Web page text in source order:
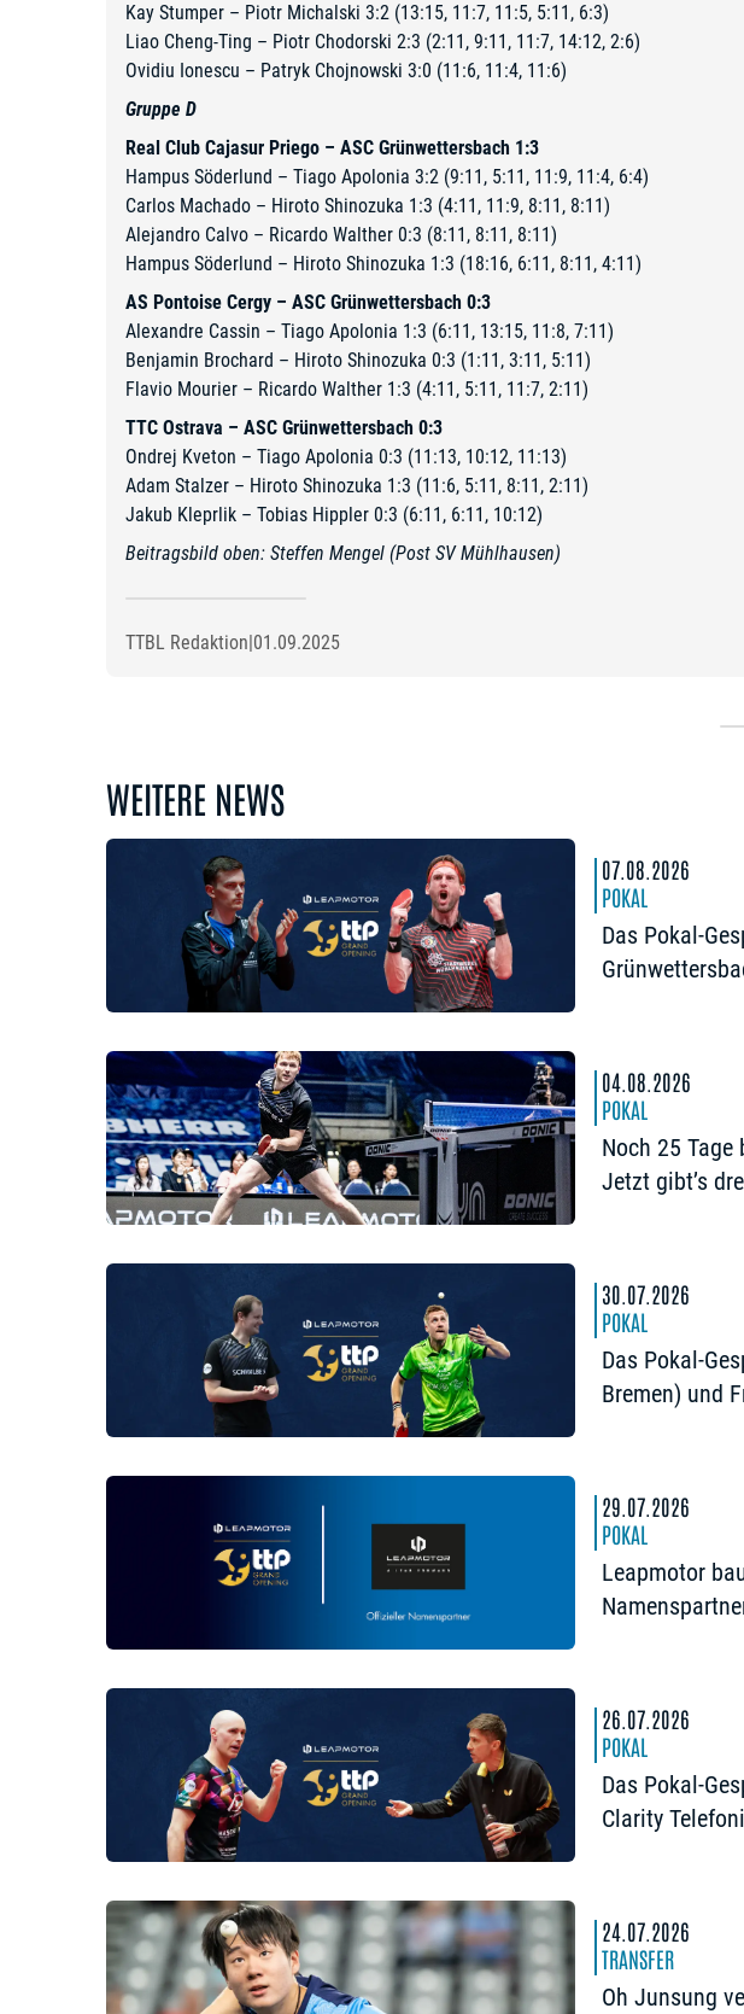
Kay Stumper – Piotr Michalski 3:2 (13:15, 11:7, 11:5, 5:11, 6:3)
Liao Cheng-Ting – Piotr Chodorski 2:3 (2:11, 9:11, 11:7, 14:12, 2:6)
Ovidiu Ionescu – Patryk Chojnowski 3:0 (11:6, 11:4, 11:6)
Gruppe D
Real Club Cajasur Priego – ASC Grünwettersbach 1:3
Hampus Söderlund – Tiago Apolonia 3:2 (9:11, 5:11, 11:9, 11:4, 6:4)
Carlos Machado – Hiroto Shinozuka 1:3 (4:11, 11:9, 8:11, 8:11)
Alejandro Calvo – Ricardo Walther 0:3 (8:11, 8:11, 8:11)
Hampus Söderlund – Hiroto Shinozuka 1:3 (18:16, 6:11, 8:11, 4:11)
AS Pontoise Cergy – ASC Grünwettersbach 0:3
Alexandre Cassin – Tiago Apolonia 1:3 (6:11, 13:15, 11:8, 7:11)
Benjamin Brochard – Hiroto Shinozuka 0:3 (1:11, 3:11, 5:11)
Flavio Mourier – Ricardo Walther 1:3 (4:11, 5:11, 11:7, 2:11)
TTC Ostrava – ASC Grünwettersbach 0:3
Ondrej Kveton – Tiago Apolonia 0:3 (11:13, 10:12, 11:13)
Adam Stalzer – Hiroto Shinozuka 1:3 (11:6, 5:11, 8:11, 2:11)
Jakub Kleprlik – Tobias Hippler 0:3 (6:11, 6:11, 10:12)
Beitragsbild oben: Steffen Mengel (Post SV Mühlhausen)
TTBL Redaktion 01.09.2025
WEITERE NEWS
07.08.2026
POKAL
Das Pokal-
04.08.2026
POKAL
Noch 25
Jetzt gibt’s
30.07.2026
POKAL
Das Pokal-
Bremen) und
29.07.2026
POKAL
Leapmotor
26.07.2026
POKAL
Das Pokal-
Clarity
24.07.2026
TRANSFER
Oh Junsung